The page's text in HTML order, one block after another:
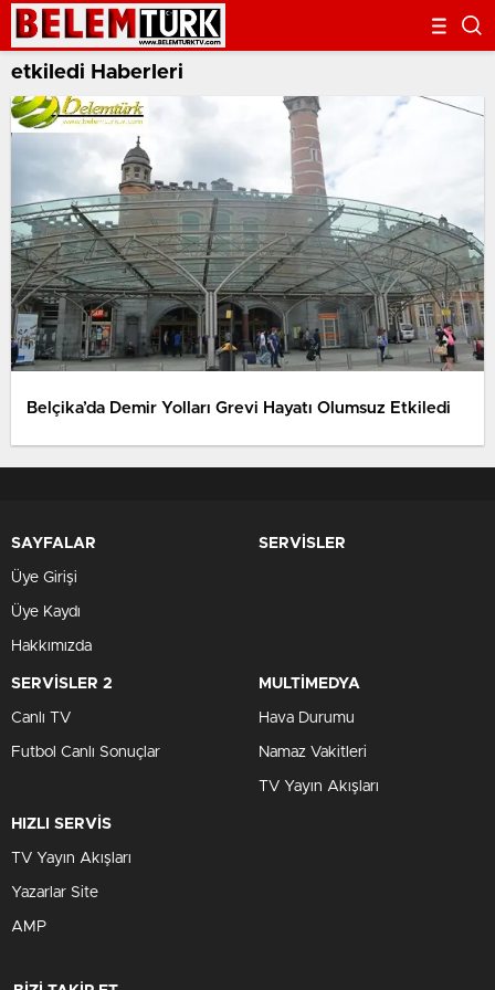
etkiledi Haberleri
Belçika’da Demir Yolları Grevi Hayatı Olumsuz Etkiledi
SAYFALAR
Üye Girişi
Üye Kaydı
Hakkımızda
SERVİSLER
SERVİSLER 2
Canlı TV
Futbol Canlı Sonuçlar
MULTİMEDYA
Hava Durumu
Namaz Vakitleri
TV Yayın Akışları
HIZLI SERVİS
TV Yayın Akışları
Yazarlar Site
AMP